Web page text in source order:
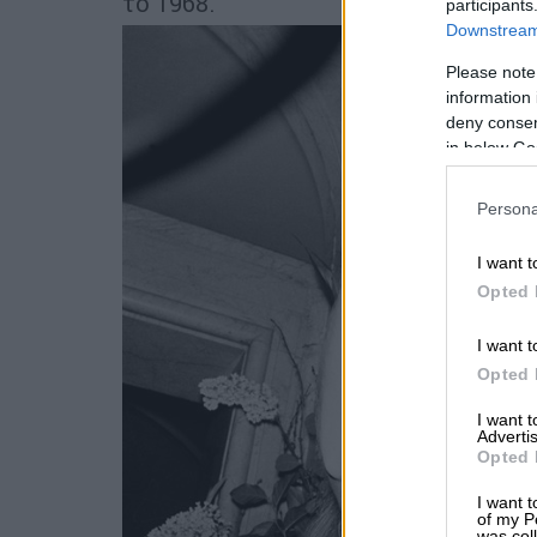
Please
information
deny
in below
I want
Opted
I want
Opted
I want
Opted
I want
of my